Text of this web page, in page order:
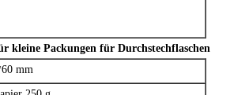
Packungen für Durchstechflaschen
mm